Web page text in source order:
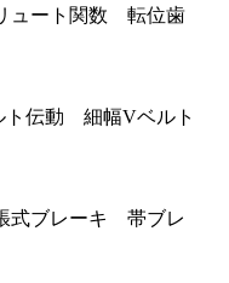
ュート関数 転位歯
伝動 細幅Vベルト
式ブレーキ 帯ブレ